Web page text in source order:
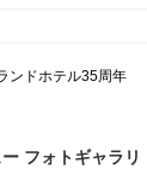
ンドホテル35周年
フォトギャラリ